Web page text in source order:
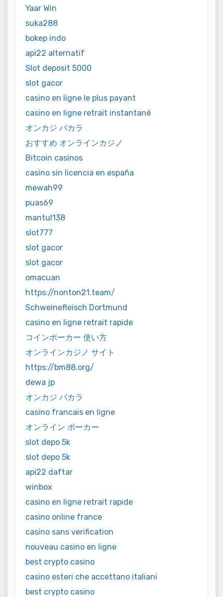
Yaar Win
suka288
bokep indo
api22 alternatif
Slot deposit 5000
slot gacor
casino en ligne le plus payant
casino en ligne retrait instantané
オンカジ バカラ
おすすめ オンラインカジノ
Bitcoin casinos
casino sin licencia en españa
mewah99
puas69
mantul138
slot777
slot gacor
slot gacor
omacuan
https://nonton21.team/
Schweinefleisch Dortmund
casino en ligne retrait rapide
コインポーカー 使い方
オンラインカジノ サイト
https://bm88.org/
dewa jp
オンカジ バカラ
casino francais en ligne
オンライン ポーカー
slot depo 5k
slot depo 5k
api22 daftar
winbox
casino en ligne retrait rapide
casino online france
casino sans verification
nouveau casino en ligne
best crypto casino
casino esteri che accettano italiani
best crypto casino